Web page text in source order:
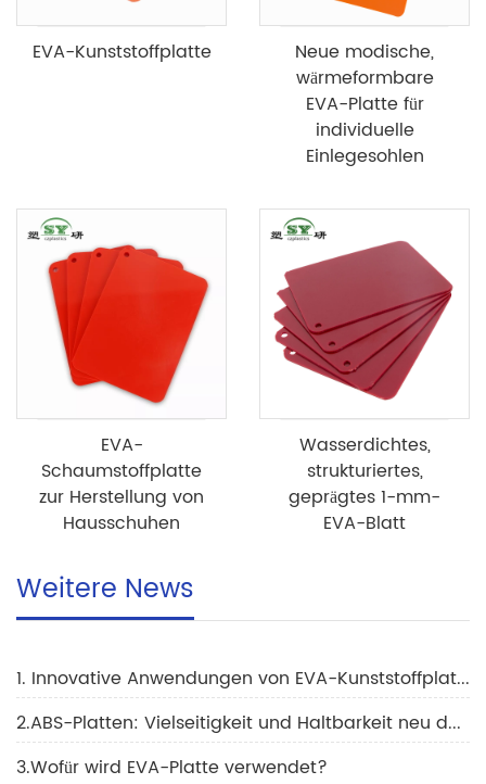
EVA-Kunststoffplatte
Neue modische,
wärmeformbare
EVA-Platte für
individuelle
Einlegesohlen
EVA-
Schaumstoffplatte
zur Herstellung von
Hausschuhen
Wasserdichtes,
strukturiertes,
geprägtes 1-mm-
EVA-Blatt
Weitere News
1. Innovative Anwendungen von EVA-Kunststoffplatten in der Verpackungsindustrie zur Förderung des Marktwachstums
2.ABS-Platten: Vielseitigkeit und Haltbarkeit neu definiert
3.Wofür wird EVA-Platte verwendet?